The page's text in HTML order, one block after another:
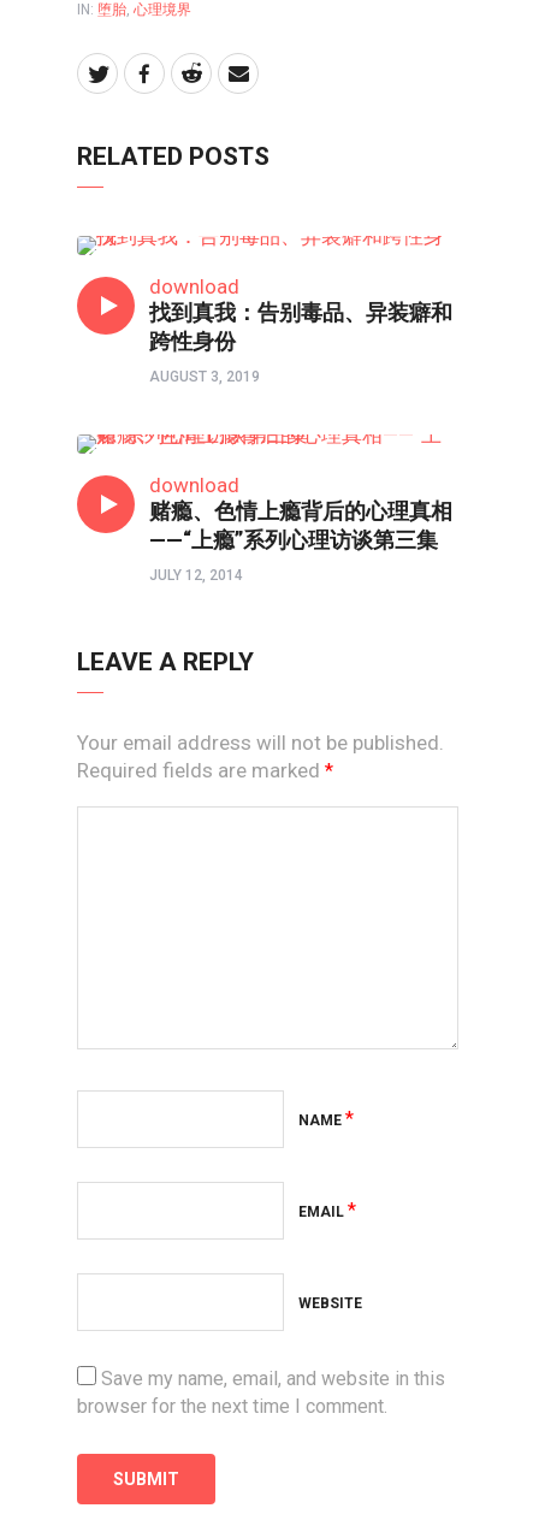
IN: 堕胎, 心理境界
RELATED POSTS
download
找到真我：告别毒品、异装癖和
跨性身份
AUGUST 3, 2019
download
赌瘾、色情上瘾背后的心理真相
——“上瘾”系列心理访谈第三集
JULY 12, 2014
LEAVE A REPLY
Your email address will not be published.
Required fields are marked *
NAME *
EMAIL *
WEBSITE
Save my name, email, and website in this
browser for the next time I comment.